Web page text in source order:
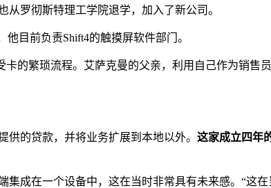
罗彻斯特理工学院退学，加入了新公司。
目前负责Shift4的触摸屏软件部门。
的繁琐流程。艾萨克曼的父亲，利用自己作为销售
的贷款，并将业务扩展到本地以外。 这家成立四年
成在一个设备中，这在当时非常具有未来感。“这在